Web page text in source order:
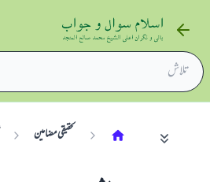
تحقیقی مضامین